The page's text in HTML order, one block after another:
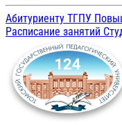
Абитуриенту ТГПУ
Расписание занятий